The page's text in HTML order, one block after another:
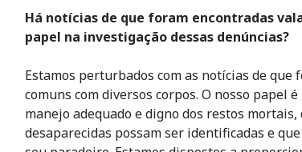
Há notícias de que foram encontradas
papel na investigação dessas denúncias?
Estamos perturbados com as notícias de que
comuns com diversos corpos. O nosso papel
manejo adequado e digno dos restos mortais,
desaparecidas possam ser identificadas e